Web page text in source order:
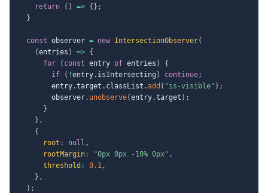
return
( ) => { } ;
}
const observer = new IntersectionObserver(
(entries ) => {
for
( const entry of entries )
{
if
( !entry. isIntersecting ) continue;
        entry
.target . classList .add ( "is-visible" ) ;
        observer
. unobserve(entry.target ) ;
}
} ,
{
root : null ,
rootMargin : "0px 0px -10% 0px" ,
threshold : 0.1,
} ,
) ;